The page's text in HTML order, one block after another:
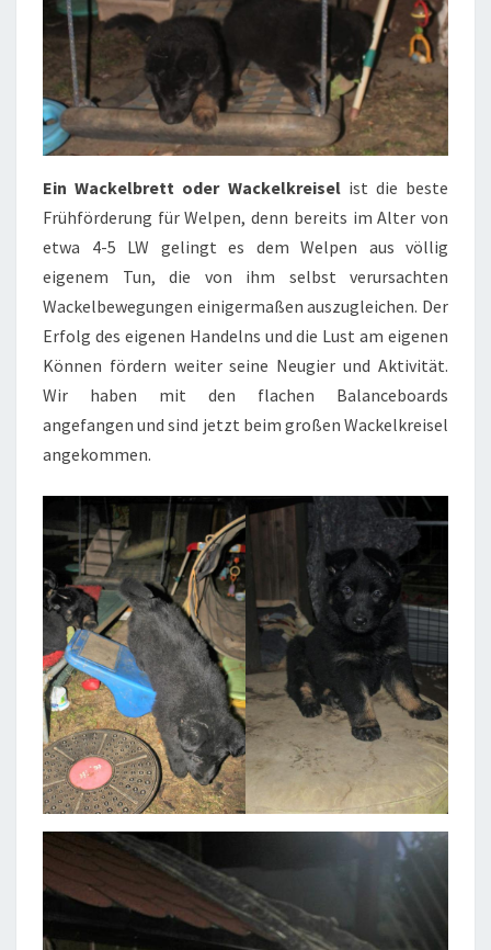
Ein Wackelbrett oder Wackelkreiselist die beste
Frühförderung für Welpen, denn bereits im Alter von
etwa 4-5 LW gelingt es dem Welpen aus völlig
eigenem Tun, die von ihm selbst verursachten
Wackelbewegungen einigermaßen auszugleichen. Der
Erfolg des eigenen Handelns und die Lust am eigenen
Können fördern weiter seine Neugier und Aktivität.
Wir haben mit den flachen Balanceboards
angefangen und sind jetzt beim großen Wackelkreisel
angekommen.